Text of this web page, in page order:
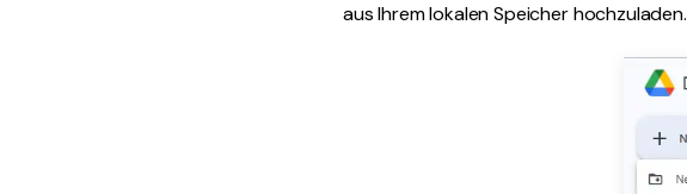
aus Ihrem lokalen Speicher hochzuladen.